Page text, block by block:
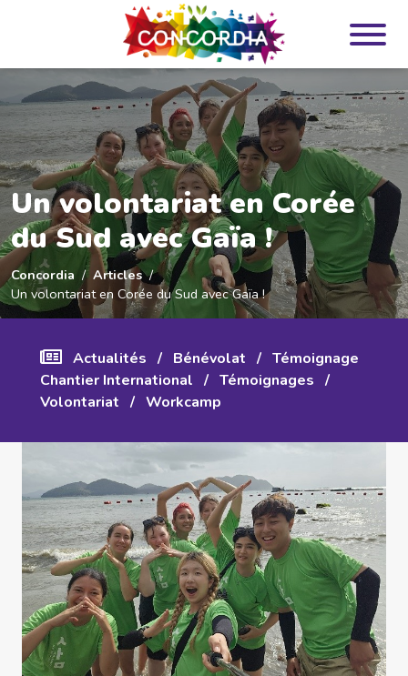
Un volontariat en Corée
du Sud avec Gaïa !
Concordia
Articles
Un volontariat en Corée du Sud avec Gaïa !
Actualités / Bénévolat / Témoignage
Chantier International / Témoignages /
Volontariat / Workcamp
Panneau de gestion des cookies